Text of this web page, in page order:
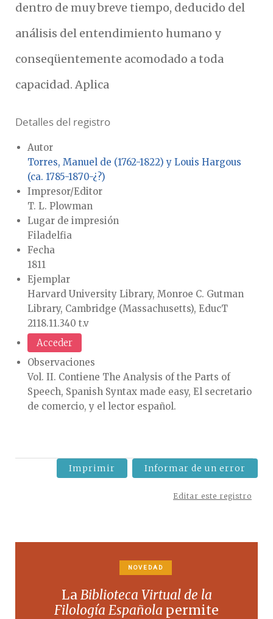
dentro de muy breve tiempo, deducido del
análisis del entendimiento humano y
conseqüentemente acomodado a toda
capacidad. Aplica
Detalles del registro
Autor
Torres, Manuel de (1762-1822) y Louis Hargous
(ca. 1785-1870-¿?)
Impresor/Editor
T. L. Plowman
Lugar de impresión
Filadelfia
Fecha
1811
Ejemplar
Harvard University Library, Monroe C. Gutman
Library, Cambridge (Massachusetts), EducT
2118.11.340 t.v
Acceder
Observaciones
Vol. II. Contiene The Analysis of the Parts of
Speech, Spanish Syntax made easy, El secretario
de comercio, y el lector español.
Imprimir Informar de un error
Editar este registro
NOVEDAD
LaBiblioteca Virtual de la
Filología Española permite